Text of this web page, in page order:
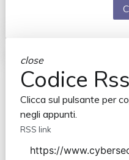
close
Codice Rss
Clicca sul pulsante per
negli appunti.
RSS link